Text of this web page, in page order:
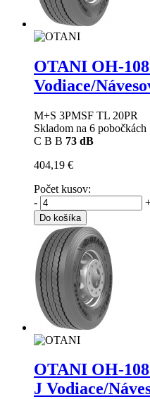
OTANI OH-108
Vodiace/
M+S 3PMSF TL 20PR
Skladom na 6 pobočkách
C B B 73 dB
404,19 €
Počet kusov:
-
Do košíka
OTANI OH-108
J Vodiace/